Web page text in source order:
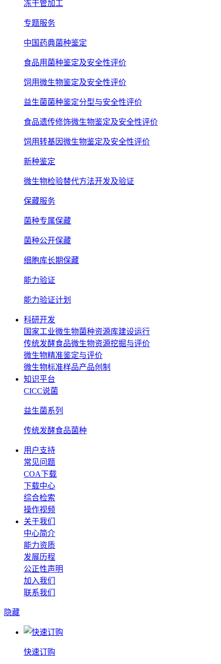
冻干管加工
专题服务
中国药典菌种鉴定
食品用菌种鉴定及安全性评价
饲用微生物鉴定及安全性评价
益生菌菌种鉴定分型与安全性评价
食品遗传修饰微生物鉴定及安全性评价
饲用转基因微生物鉴定及安全性评价
新种鉴定
微生物检验替代方法开发及验证
保藏服务
菌种专属保藏
菌种公开保藏
细胞库长期保藏
能力验证
能力验证计划
科研开发
国家工业微生物菌种资源库建设运行
传统发酵食品微生物资源挖掘与评价
微生物精准鉴定与评价
微生物标准样品产品创制
知识平台
CICC说菌
益生菌系列
传统发酵食品菌种
用户支持
常见问题
COA下载
下载中心
综合检索
操作视频
关于我们
中心简介
能力资质
发展历程
公正性声明
加入我们
联系我们
隐藏
快速订购